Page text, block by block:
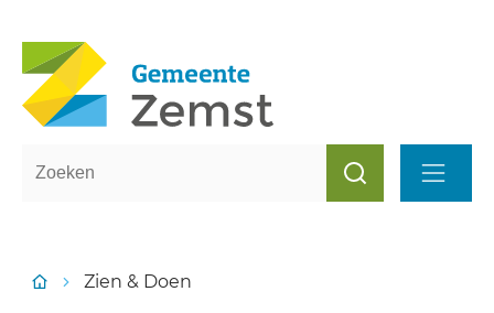
Naar inhoud
Toerisme Zemst
Zoeken Menu
Startpagina
Zien & Doen